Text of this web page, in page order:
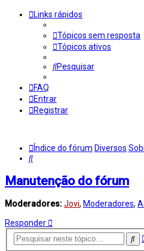
Links rápidos
Tópicos sem resposta
Tópicos ativos
Pesquisar
FAQ
Entrar
Registrar
Índice do fórum Diversos
Pesquisar
Manutenção do fórum
Moderadores:Jovi, Moderadores,
Responder